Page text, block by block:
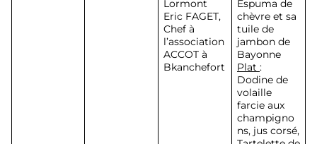
Lormont
Eric FAGET,
Chef à
l’association
ACCOT à
Bkanchefort
Espuma de
chèvre et sa
tuile de
jambon de
Bayonne
Plat :
Dodine de
volaille
farcie aux
champigno
ns, jus corsé,